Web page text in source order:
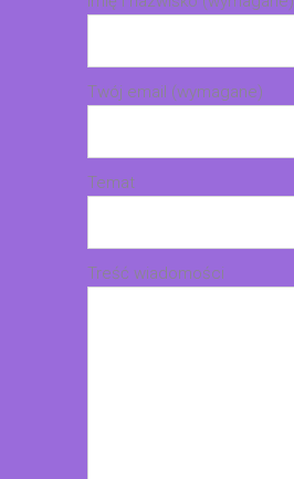
Twój email (wymagane)
Temat
Treść wiadomości